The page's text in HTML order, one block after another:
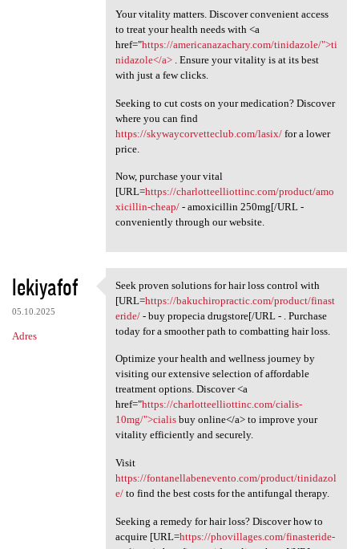
Your vitality matters. Discover convenient access
to treat your health needs with <a
href="https://americanazachary.com/tinidazole/">ti
nidazole</a>. Ensure your vitality is at its best
with just a few clicks.
Seeking to cut costs on your medication? Discover
where you can find
https://skywaycorvetteclub.com/lasix/for a lower
price.
Now, purchase your vital
[URL=https://charlotteelliottinc.com/product/amo
xicillin-cheap/- amoxicillin 250mg[/URL -
conveniently through our website.
lekiyafof
05.10.2025
Adres
Seek proven solutions for
Seek proven solutions for hair loss control with
[URL=https://bakuchiropractic.com/product/finast
eride/- buy propecia drugstore[/URL - . Purchase
today for a smoother path to combatting hair loss.
Optimize your health and wellness journey by
visiting our extensive selection of affordable
treatment options. Discover <a
href="https://charlotteelliottinc.com/cialis-
10mg/">cialisbuy online</a> to improve your
vitality efficiently and securely.
Visit
https://fontanellabenevento.com/product/tinidazol
e/to find the best costs for the antifungal therapy.
Seeking a remedy for hair loss? Discover how to
acquire [URL=https://phovillages.com/finasteride-